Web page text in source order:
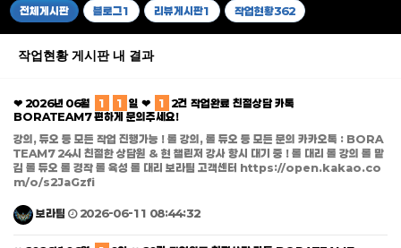
전체게시판 블로그1 리뷰게시판1 작업현황362
작업현황 게시판 내 결과
❤ 2026년 06월 1 1 일 ❤ 1 2건 작업완료 친절상담 카톡
BORATEAM7 편하게 문의주세요!
강의, 듀오 등 모든 작업 진행가능 ! 롤 강의, 롤 듀오 등 모든 문의 카카오톡 : BORA
TEAM7 24시 친절한 상담원 & 현 챌린저 강사 항시 대기 중 ! 롤 대리 롤 강의 롤 맡
김 롤 듀오 롤 경작 롤 육성 롤 대리 보라팀 고객센터 https://open.kakao.co
m/o/s2JaGzfi
보라팀 2026-06-11 08:44:32